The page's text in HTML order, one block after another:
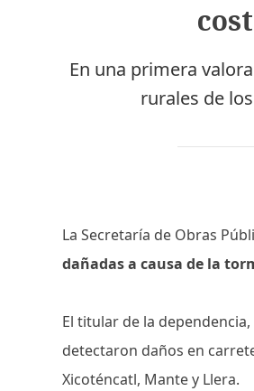
En una primera
rurales de
La Secretaría de Obras
dañadas a causa de la
El titular de la
detectaron daños en
Xicoténcatl, Mante y Llera.